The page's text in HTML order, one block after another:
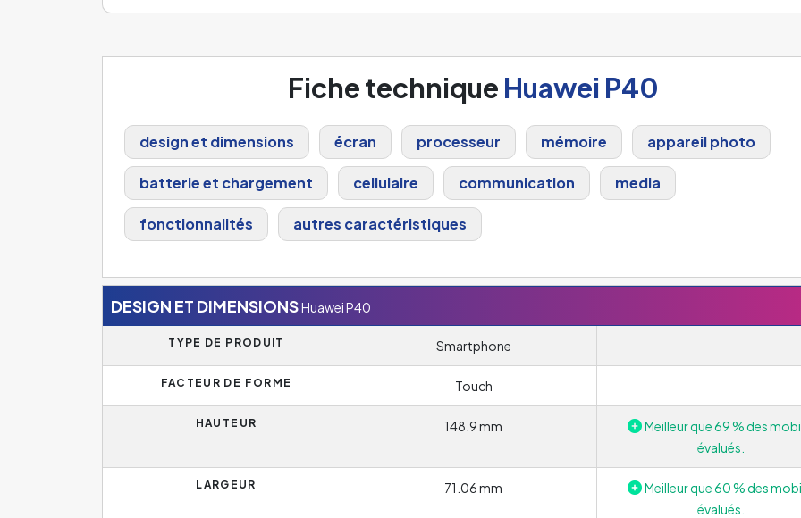
Fiche technique Huawei P40
design et dimensions écran processeur mémoire appareil photo
batterie et chargement cellulaire communication media
fonctionnalités autres caractéristiques
DESIGN ET DIMENSIONSHuawei P40
TYPE DE PRODUIT Smartphone
FACTEUR DE FORME Touch
HAUTEUR 148.9 mm
Meilleur que 69 % des
évalués.
LARGEUR 71.06 mm
Meilleur que 60 % des
évalués.